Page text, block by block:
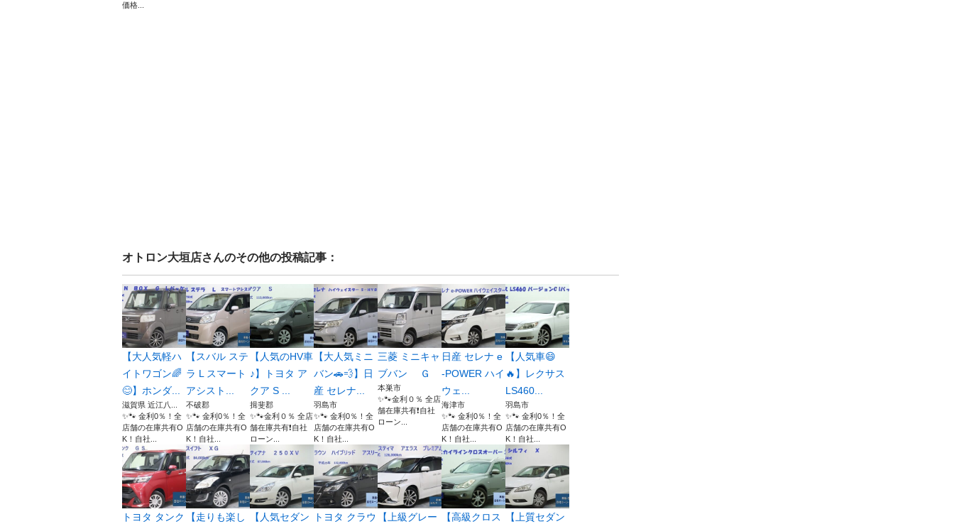
価格...
オトロン大垣店さんのその他の投稿記事：
【大人気軽ハ
イトワゴン🌈
😊】ホンダ...
滋賀県 近江八...
✨🐾 金利0％！全
店舗の在庫共有O
K！自社...
【スバル ステ
ラ L スマート
アシスト...
不破郡
✨🐾 金利0％！全
店舗の在庫共有O
K！自社...
【人気のHV車
♪】トヨタ ア
クア S ...
揖斐郡
✨🐾金利０％ 全店
舗在庫共有❗️自社
ローン...
【大人気ミニ
バン🚗💨】日
産 セレナ...
羽島市
✨🐾 金利0％！全
店舗の在庫共有O
K！自社...
三菱 ミニキャ
ブバン Ｇ
本巣市
✨🐾金利０％ 全店
舗在庫共有❗️自社
ローン...
日産 セレナ e
-POWER ハイ
ウェ...
海津市
✨🐾 金利0％！全
店舗の在庫共有O
K！自社...
【人気車😄
🔥】レクサス
LS460...
羽島市
✨🐾 金利0％！全
店舗の在庫共有O
K！自社...
トヨタ タンク 【走りも楽し 【人気セダン トヨタ クラウ 【上級グレー 【高級クロス 【上質セダン